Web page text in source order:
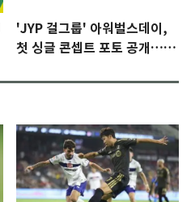
'JYP 걸그룹' 아워벌스데이,
첫 싱글 콘셉트 포토 공개…청